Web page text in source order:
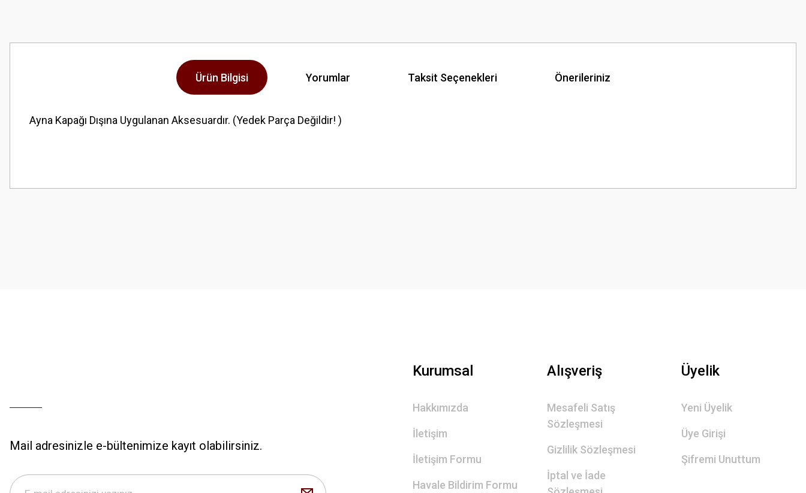
Ürün Bilgisi Yorumlar Taksit Seçenekleri Önerileriniz
Ayna Kapağı Dışına Uygulanan Aksesuardır. (Yedek Parça Değildir! )
Görüş ve önerileriniz için teşekkür ederiz.
Mail adresinizle e-bültenimize kayıt olabilirsiniz.
Kurumsal
Hakkımızda
İletişim
İletişim Formu
Havale Bildirim Formu
Alışveriş
Mesafeli Satış
Sözleşmesi
Gizlilik Sözleşmesi
İptal ve İade
Üyelik
Yeni Üyelik
Üye Girişi
Şifremi Unuttum